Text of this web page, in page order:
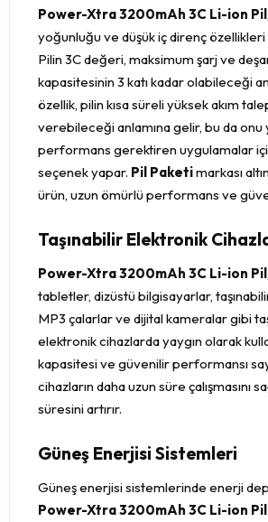
Power-Xtra 3200mAh 3C Li-ion Pil
yoğunluğu ve düşük iç direnç özellikleri
Pilin 3C değeri, maksimum şarj ve deşarj
kapasitesinin 3 katı kadar olabileceği
özellik, pilin kısa süreli yüksek akım
verebileceği anlamına gelir, bu da onu
performans gerektiren uygulamalar
seçenek yapar. Pil Paketimarkası
ürün, uzun ömürlü performans ve
Taşınabilir Elektronik
Power-Xtra 3200mAh 3C Li-ion Pil
tabletler, dizüstü bilgisayarlar,
MP3 çalarlar ve dijital kameralar gibi
elektronik cihazlarda yaygın olarak
kapasitesi ve güvenilir performansı
cihazların daha uzun süre çalışmasını
süresini artırır.
Güneş Enerjisi Sistemleri
Güneş enerjisi sistemlerinde enerji
Power-Xtra 3200mAh 3C Li-ion Pil